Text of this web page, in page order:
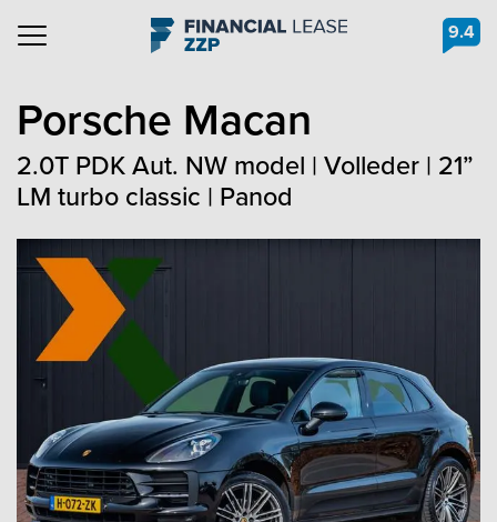
Navigation 9.4
Porsche Macan
2.0T PDK Aut. NW model | Volleder | 21”
LM turbo classic | Panod